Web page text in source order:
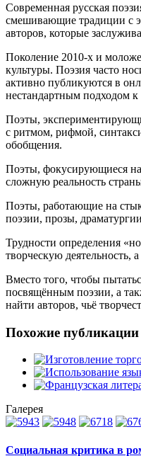
Современная русская
смешивающие традиции с
авторов, которые
Поколение 2010-х и
культуры. Поэзия часто
активно публикуются в
нестандартным подходом к
Поэты,
с ритмом, рифмой,
обобщения.
Поэты, фокусирующиеся на
сложную реальность
Поэты, работающие на
поэзии, прозы,
Трудности определения
творческую деятельность,
Вместо того, чтобы
посвящённым поэзии, а
найти авторов, чьё
Похожие публикации
Галерея
Социальная критика в